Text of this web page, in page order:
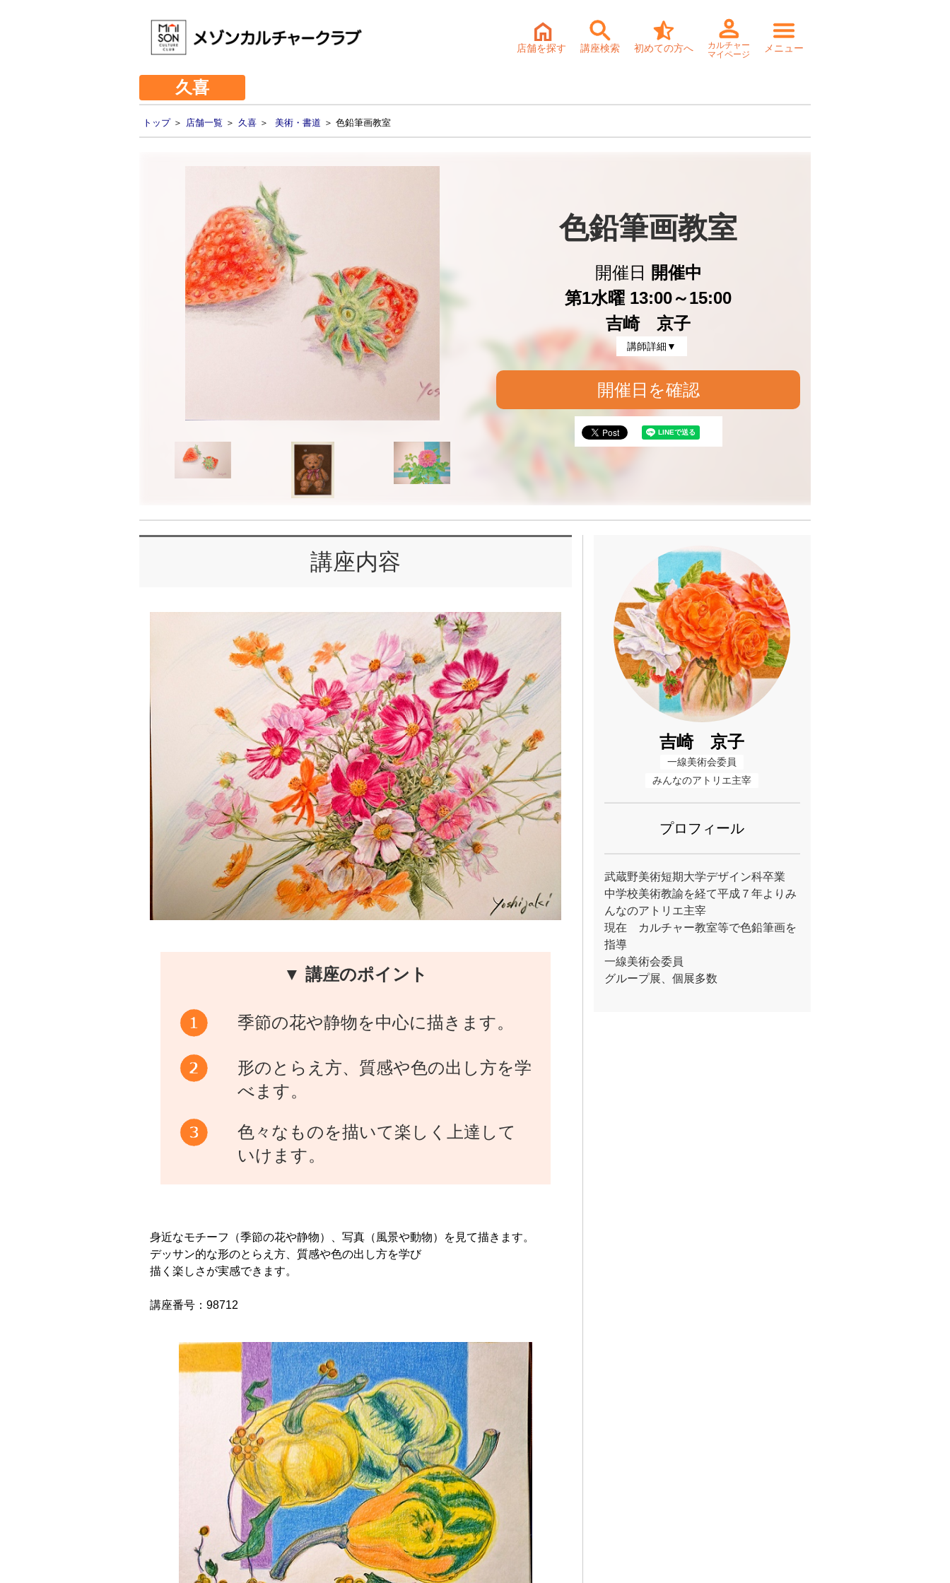
店舗を探す 講座検索 初めての方へ
カルチャー
マイページ
メニュー
久喜
トップ＞ 店舗一覧 ＞ 久喜 ＞ 美術・書道 ＞ 色鉛筆画教室
色鉛筆画教室
開催日
開催中
第1水曜 13:00～15:00
吉崎 京子
講師詳細▼
開催日を確認
講座内容
▼ 講座のポイント
季節の花や静物を中心に描きます。
形のとらえ方、質感や色の出し方を学
べます。
色々なものを描いて楽しく上達して
いけます。
身近なモチーフ（季節の花や静物）、写真（風景や動物）を見て描きます。
デッサン的な形のとらえ方、質感や色の出し方を学び
描く楽しさが実感できます。
講座番号：98712
吉崎 京子
一線美術会委員
みんなのアトリエ主宰
プロフィール
武蔵野美術短期大学デザイン科卒業
中学校美術教諭を経て平成７年よりみ
んなのアトリエ主宰
現在 カルチャー教室等で色鉛筆画を
指導
一線美術会委員
グループ展、個展多数